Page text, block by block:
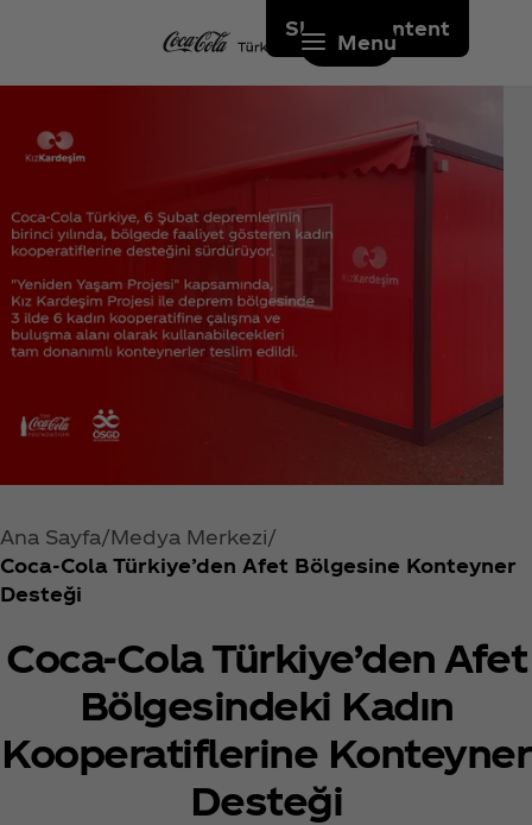
Skip to content
Menu
Ana Sayfa Medya Merkezi
Coca‑Cola Türkiye’den Afet Bölgesine Konteyner
Desteği
Coca‑Cola Türkiye’den Afet
Bölgesindeki Kadın
Kooperatiflerine Konteyner
Desteği